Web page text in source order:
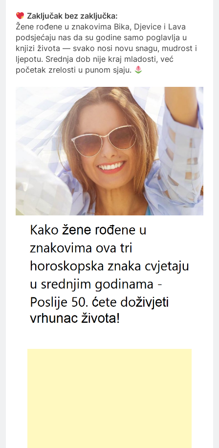
Zaključak bez zaključka:
Žene rođene u znakovima Bika, Djevice i Lava
podsjećaju nas da su godine samo poglavlja u
knjizi života — svako nosi novu snagu, mudrost i
ljepotu. Srednja dob nije kraj mladosti, već
početak zrelosti u punom sjaju.